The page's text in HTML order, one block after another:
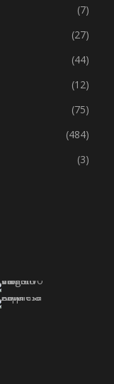
(7)
(27)
(44)
(12)
(75)
(484)
(3)